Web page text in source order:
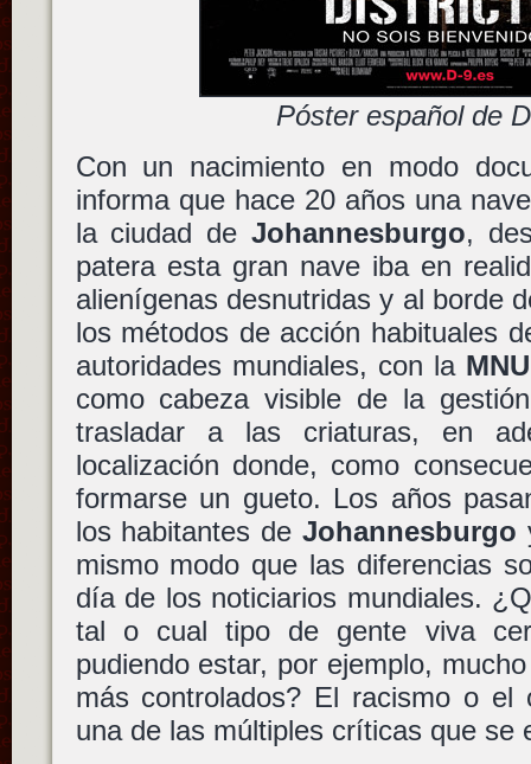
Póster español de
Con un nacimiento en modo
informa que hace 20 años una
la ciudad deJohannesburgo,
patera esta gran nave iba en
alienígenas desnutridas y al borde
los métodos de acción habituales
autoridades mundiales, con la MNU
como cabeza visible de la
trasladar a las criaturas, en
localización donde, como
formarse un gueto. Los años
los habitantes de Johannesburgo
mismo modo que las diferencias
día de los noticiarios mundiales.
tal o cual tipo de gente viva
pudiendo estar, por ejemplo,
más controlados? El racismo o el
una de las múltiples críticas que se